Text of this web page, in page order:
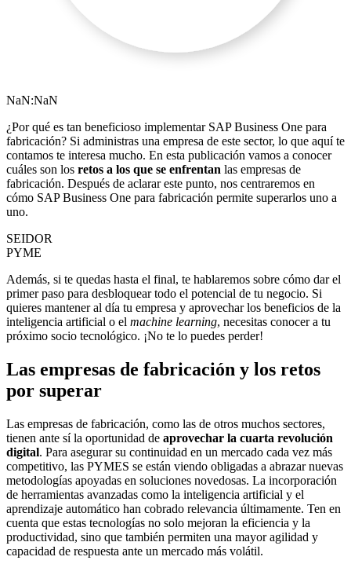
NaN:NaN
¿Por qué es tan beneficioso implementar SAP Business One para
fabricación? Si administras una empresa de este sector, lo que aquí te
contamos te interesa mucho. En esta publicación vamos a conocer
cuáles son los retos a los que se enfrentan las empresas de
fabricación. Después de aclarar este punto, nos centraremos en
cómo SAP Business One para fabricación permite superarlos uno a
uno.
SEIDOR
PYME
Además, si te quedas hasta el final, te hablaremos sobre cómo dar el
primer paso para desbloquear todo el potencial de tu negocio. Si
quieres mantener al día tu empresa y aprovechar los beneficios de la
inteligencia artificial o el machine learning, necesitas conocer a tu
próximo socio tecnológico. ¡No te lo puedes perder!
Las empresas de fabricación y los retos
por superar
Las empresas de fabricación, como las de otros muchos sectores,
tienen ante sí la oportunidad de aprovechar la cuarta revolución
digital. Para asegurar su continuidad en un mercado cada vez más
competitivo, las PYMES se están viendo obligadas a abrazar nuevas
metodologías apoyadas en soluciones novedosas. La incorporación
de herramientas avanzadas como la inteligencia artificial y el
aprendizaje automático han cobrado relevancia últimamente. Ten en
cuenta que estas tecnologías no solo mejoran la eficiencia y la
productividad, sino que también permiten una mayor agilidad y
capacidad de respuesta ante un mercado más volátil.